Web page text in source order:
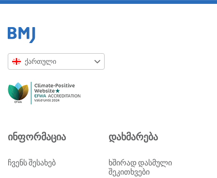
ქართული
Русский
ქართული
ინფორმაცია
ჩვენს შესახებ
დახმარება
ხშირად დასმული
შეკითხვები